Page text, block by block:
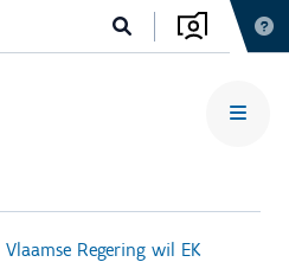
Vlaamse Regering wil EK